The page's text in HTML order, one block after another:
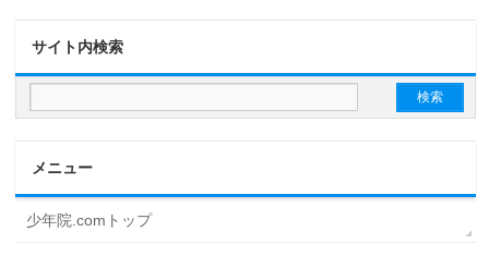
サイト内検索
メニュー
少年院.comトップ